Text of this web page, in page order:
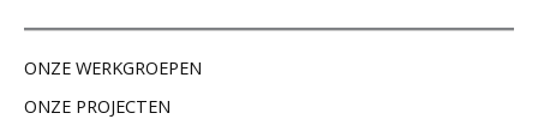
ONZE WERKGROEPEN
ONZE PROJECTEN